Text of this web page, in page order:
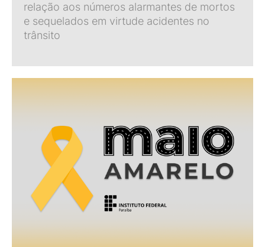
relação aos números alarmantes de mortos
e sequelados em virtude acidentes no
trânsito